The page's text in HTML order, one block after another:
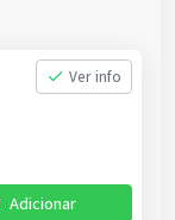
Ver info
Adicionar